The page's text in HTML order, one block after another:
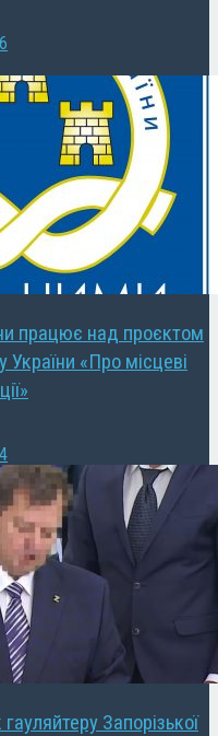
працює над проєктом
України «Про місцеві
Запорізької